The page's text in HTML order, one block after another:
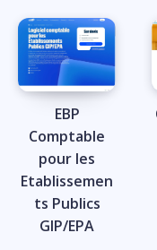
EBP
Comptable
pour les
Etablissemen
ts Publics
GIP/EPA